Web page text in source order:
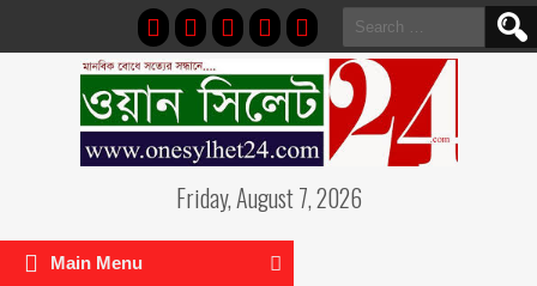
Search
for:
Friday, August 7, 2026
Main Menu